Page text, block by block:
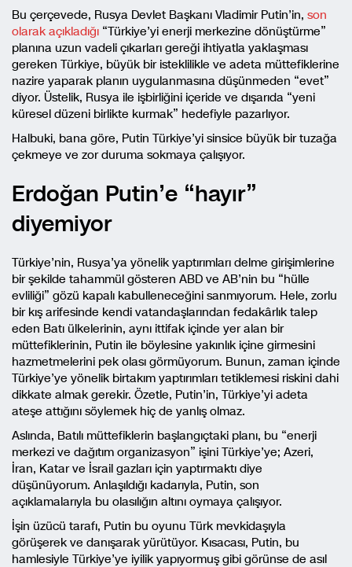
Bu çerçevede, Rusya Devlet Başkanı Vladimir Putin’in, son
olarak açıkladığı “Türkiye’yi enerji merkezine dönüştürme”
planına uzun vadeli çıkarları gereği ihtiyatla yaklaşması
gereken Türkiye, büyük bir isteklilikle ve adeta müttefiklerine
nazire yaparak planın uygulanmasına düşünmeden “evet”
diyor. Üstelik, Rusya ile işbirliğini içeride ve dışarıda “yeni
küresel düzeni birlikte kurmak” hedefiyle pazarlıyor.
Halbuki, bana göre, Putin Türkiye’yi sinsice büyük bir tuzağa
çekmeye ve zor duruma sokmaya çalışıyor.
Erdoğan Putin’e “hayır”
diyemiyor
Türkiye’nin, Rusya’ya yönelik yaptırımları delme girişimlerine
bir şekilde tahammül gösteren ABD ve AB’nin bu “hülle
evliliği” gözü kapalı kabulleneceğini sanmıyorum. Hele, zorlu
bir kış arifesinde kendi vatandaşlarından fedakârlık talep
eden Batı ülkelerinin, aynı ittifak içinde yer alan bir
müttefiklerinin, Putin ile böylesine yakınlık içine girmesini
hazmetmelerini pek olası görmüyorum. Bunun, zaman içinde
Türkiye’ye yönelik birtakım yaptırımları tetiklemesi riskini dahi
dikkate almak gerekir. Özetle, Putin’in, Türkiye’yi adeta
ateşe attığını söylemek hiç de yanlış olmaz.
Aslında, Batılı müttefiklerin başlangıçtaki planı, bu “enerji
merkezi ve dağıtım organizasyon” işini Türkiye’ye; Azeri,
İran, Katar ve İsrail gazları için yaptırmaktı diye
düşünüyorum. Anlaşıldığı kadarıyla, Putin, son
açıklamalarıyla bu olasılığın altını oymaya çalışıyor.
İşin üzücü tarafı, Putin bu oyunu Türk mevkidaşıyla
görüşerek ve danışarak yürütüyor. Kısacası, Putin, bu
hamlesiyle Türkiye’ye iyilik yapıyormuş gibi görünse de asıl